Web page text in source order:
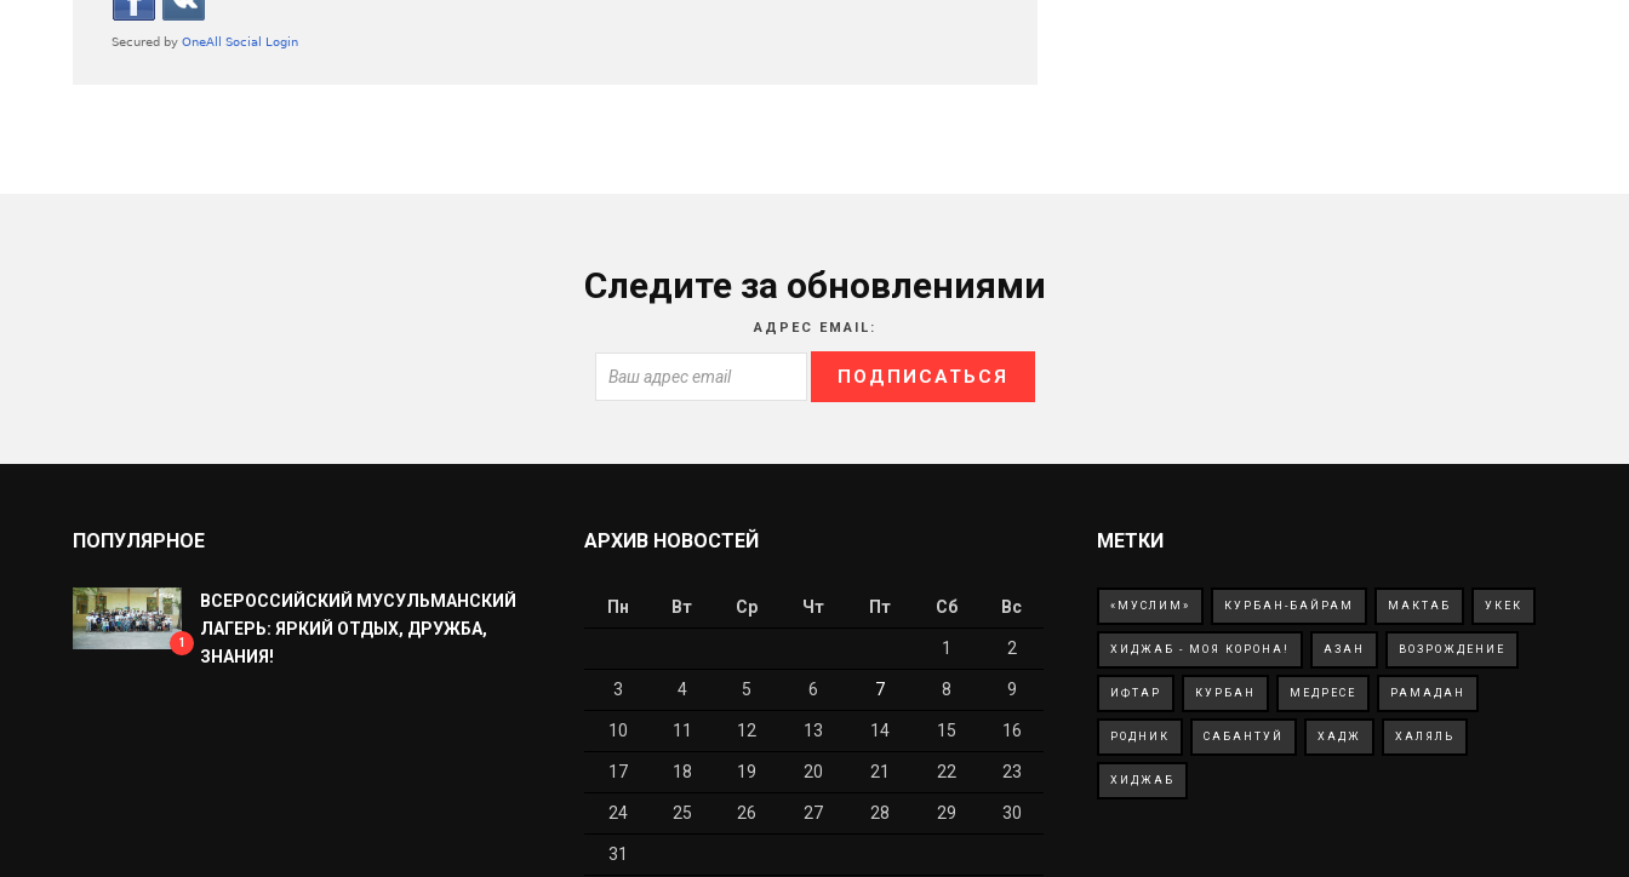
Следите за обновлениями
АДРЕС EMAIL:
ПОПУЛЯРНОЕ
1
ВСЕРОССИЙСКИЙ МУСУЛЬМАНСКИЙ
ЛАГЕРЬ: ЯРКИЙ ОТДЫХ, ДРУЖБА,
ЗНАНИЯ!
АРХИВ НОВОСТЕЙ
Пн Вт Ср Чт Пт Сб Вс
1 2
3 4 5 6 7 8 9
10 11 12 13 14 15 16
17 18 19 20 21 22 23
24 25 26 27 28 29 30
31
МЕТКИ
«МУСЛИМ» КУРБАН-БАЙРАМ МАКТАБ УКЕК
ХИДЖАБ - МОЯ КОРОНА! АЗАН ВОЗРОЖДЕНИЕ
ИФТАР КУРБАН МЕДРЕСЕ РАМАДАН
РОДНИК САБАНТУЙ ХАДЖ ХАЛЯЛЬ
ХИДЖАБ